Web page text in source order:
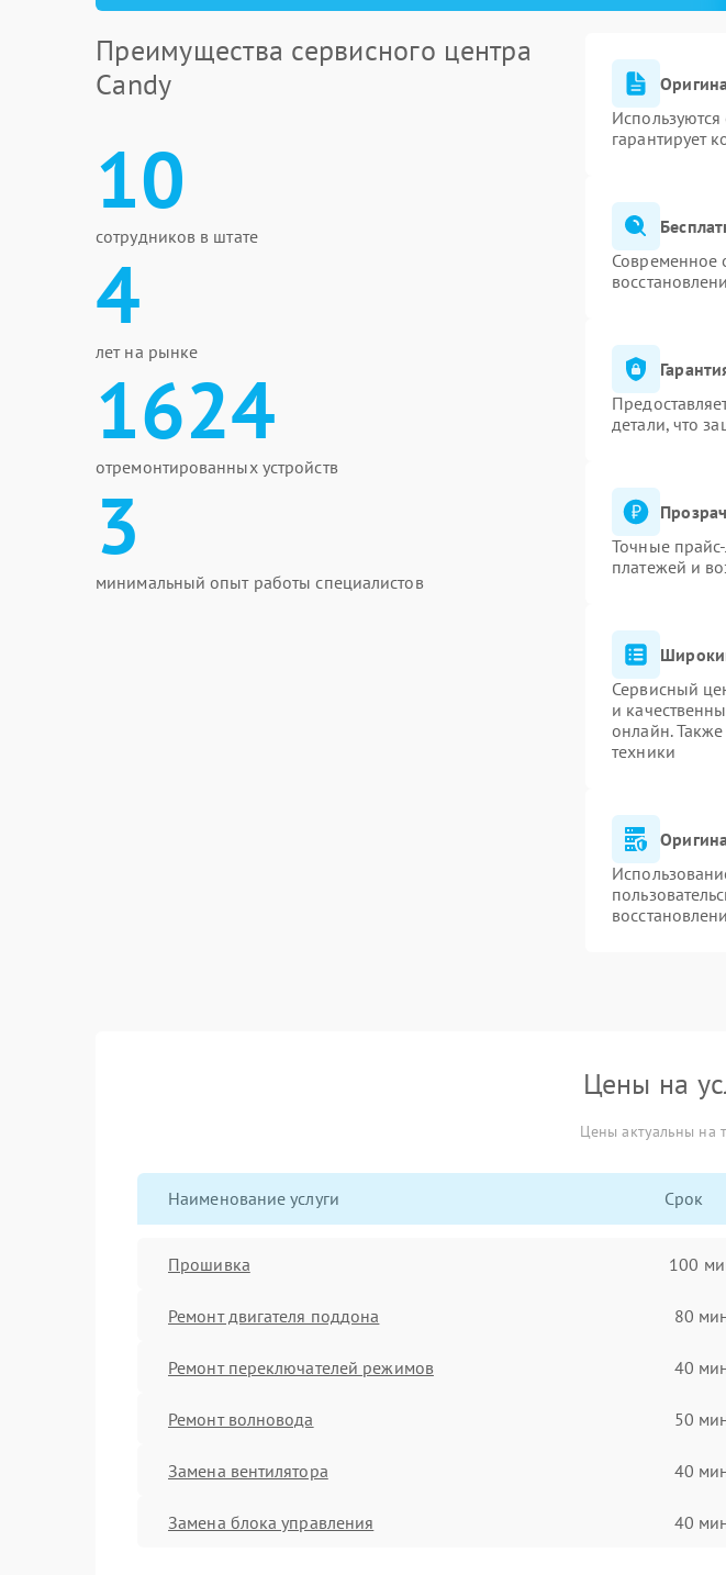
Преимущества сервисного центра
Candy
10
сотрудников в штате
4
лет на рынке
1624
отремонтированных устройств
3
минимальный опыт работы специалистов
гарантирует
Современное
детали, что
Точные
платежей и
Сервисный
и
онлайн.
техники
Цены на
Цены актуальны на
Наименование услуги Срок
Прошивка 100
Ремонт двигателя поддона 80
Ремонт переключателей режимов 40
Ремонт волновода 50
Замена вентилятора 40
Замена блока управления 40